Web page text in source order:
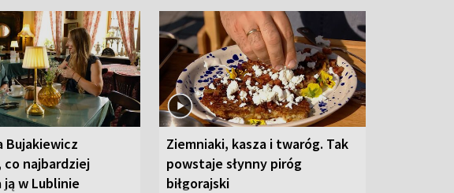
Bujakiewicz
co najbardziej
ją w Lublinie
Ziemniaki, kasza i twaróg. Tak
powstaje słynny piróg
biłgorajski